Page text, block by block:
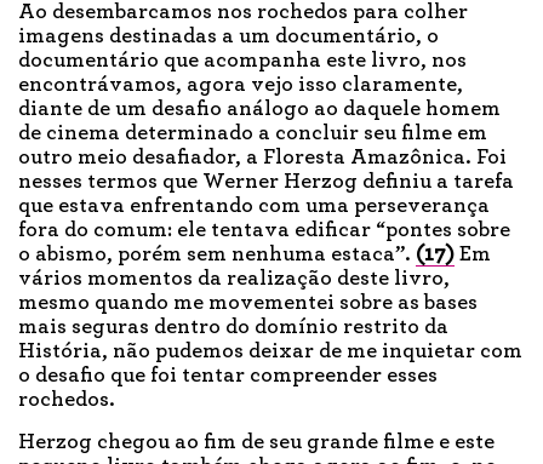
Ao desembarcamos nos rochedos para colher
imagens destinadas a um documentário, o
documentário que acompanha este livro, nos
encontrávamos, agora vejo isso claramente,
diante de um desafio análogo ao daquele homem
de cinema determinado a concluir seu filme em
outro meio desafiador, a Floresta Amazônica. Foi
nesses termos que Werner Herzog definiu a tarefa
que estava enfrentando com uma perseverança
fora do comum: ele tentava edificar “pontes sobre
o abismo, porém sem nenhuma estaca”. (17) Em
vários momentos da realização deste livro,
mesmo quando me movementei sobre as bases
mais seguras dentro do domínio restrito da
História, não pudemos deixar de me inquietar com
o desafio que foi tentar compreender esses
rochedos.
Herzog chegou ao fim de seu grande filme e este